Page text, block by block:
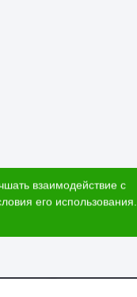
взаимодействие с
его использования.